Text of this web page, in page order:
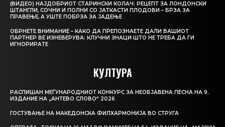
(ВИДЕО) НАЈДОБРИОТ СТАРИНСКИ КОЛАЧ: РЕЦЕПТ ЗА ЛОНДОНСКИ
ШТАНГЛИ, СОЧНИ И ПОЛНИ СО ЈАТКАСТИ ПЛОДОВИ – БРЗА ЗА
ПРАВЕЊЕ, А УШТЕ ПОБРЗА ЗА ЈАДЕЊЕ
ОБРНЕТЕ ВНИМАНИЕ – КАКО ДА ПРЕПОЗНАЕТЕ ДАЛИ ВАШИОТ
ПАРТНЕР ВЕ ИЗНЕВЕРУВА: КЛУЧНИ ЗНАЦИ ШТО НЕ ТРЕБА ДА ГИ
ИГНОРИРАТЕ
КУЛТУРА
РАСПИШАН МЕЃУНАРОДНИОТ КОНКУРС ЗА НЕОБЈАВЕНА ПЕСНА НА 9.
ИЗДАНИЕ НА „АНТЕВО СЛОВО“ 2026
ГОСТУВАЊЕ НА МАКЕДОНСКА ФИЛХАРМОНИЈА ВО СТРУГА